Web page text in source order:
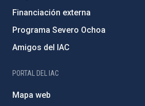
Financiación externa
Programa Severo Ochoa
Amigos del IAC
PORTAL DEL IAC
Mapa web